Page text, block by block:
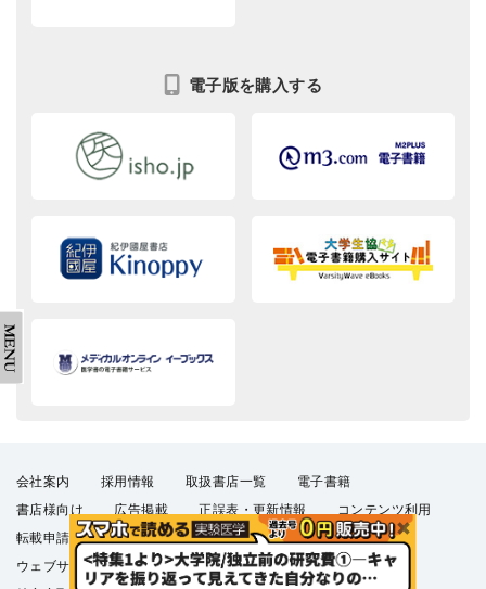
電子版を購入する
会社案内 採用情報 取扱書店一覧
電子書籍
書店様向け
広告掲載 正誤表・更新情報
コンテンツ利用
転載申請
プライバシーポリシー
羊土社会員規約
ウェブサイト利用規約
羊土社のSNS・メールマガジン